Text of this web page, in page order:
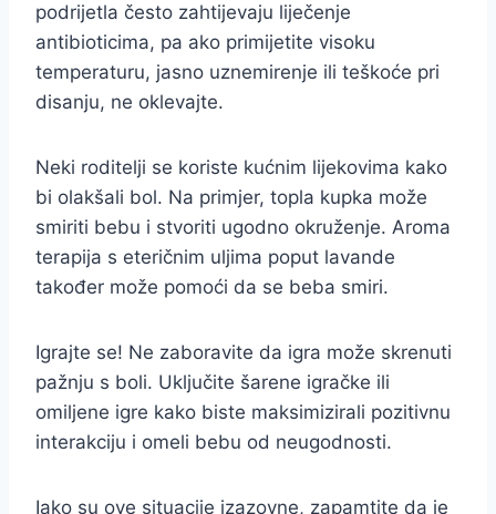
podrijetla često zahtijevaju liječenje
antibioticima, pa ako primijetite visoku
temperaturu, jasno uznemirenje ili teškoće pri
disanju, ne oklevajte.
Neki roditelji se koriste kućnim lijekovima kako
bi olakšali bol. Na primjer, topla kupka može
smiriti bebu i stvoriti ugodno okruženje. Aroma
terapija s eteričnim uljima poput lavande
također može pomoći da se beba smiri.
Igrajte se! Ne zaboravite da igra može skrenuti
pažnju s boli. Uključite šarene igračke ili
omiljene igre kako biste maksimizirali pozitivnu
interakciju i omeli bebu od neugodnosti.
Iako su ove situacije izazovne, zapamtite da je